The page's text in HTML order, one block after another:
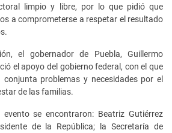
limpio y libre, por lo que pidió que
a comprometerse a respetar el resultado
el gobernador de Puebla, Guillermo
el apoyo del gobierno federal, con el que
problemas y necesidades por el
de las familias.
se encontraron: Beatriz Gutiérrez
de la República; la Secretaría de